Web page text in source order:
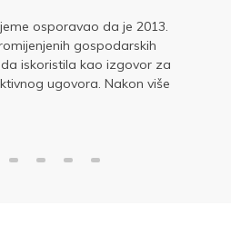
osporavao da je 2013.
gospodarskih
iskoristila kao izgovor za
ugovora. Nakon više